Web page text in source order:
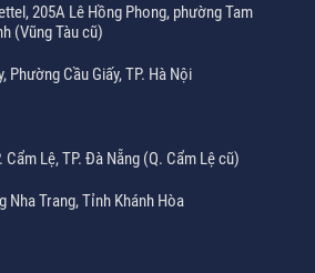
205A Lê Hồng Phong, phường Tam
(Vũng Tàu cũ)
Phường Cầu Giấy, TP. Hà Nội
Cẩm Lệ, TP. Đà Nẵng (Q. Cẩm Lệ cũ)
Nha Trang, Tỉnh Khánh Hòa